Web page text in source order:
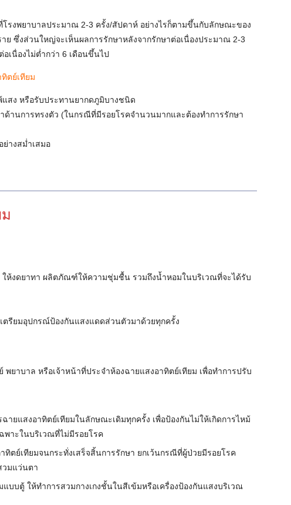
โรงพยาบาลประมาณ 2-3 ครั้ง/สัปดาห์ อย่างไรก็ตามขึ้นกับลักษณะของ
ซึ่งส่วนใหญ่จะเห็นผลการรักษาหลังจากรักษาต่อเนื่องประมาณ 2-3
เนื่องไม่ต่ำกว่า 6 เดือนขึ้นไป
ตย์เทียม
สง หรือรับประทานยากดภูมิบางชนิด
านการทรงตัว (ในกรณีที่มีรอยโรคจำนวนมากและต้องทำการรักษา
ย่างสม่ำเสมอ
ให้งดยาทา ผลิตภัณฑ์ให้ความชุ่มชื้น รวมถึงน้ำหอมในบริเวณที่จะได้รับ
รียมอุปกรณ์ป้องกันแสงแดดส่วนตัวมาด้วยทุกครั้ง
ยาบาล หรือเจ้าหน้าที่ประจำห้องฉายแสงอาทิตย์เทียม เพื่อทำการปรับ
ยแสงอาทิตย์เทียมในลักษณะเดิมทุกครั้ง เพื่อป้องกันไม่ให้เกิดการไหม้
พาะในบริเวณที่ไม่มีรอยโรค
ตย์เทียมจนกระทั่งเสร็จสิ้นการรักษา ยกเว้นกรณีที่ผู้ป่วยมีรอยโรค
วมแว่นตา
บบตู้ ให้ทำการสวมกางเกงชั้นในสีเข้มหรือเครื่องป้องกันแสงบริเวณ